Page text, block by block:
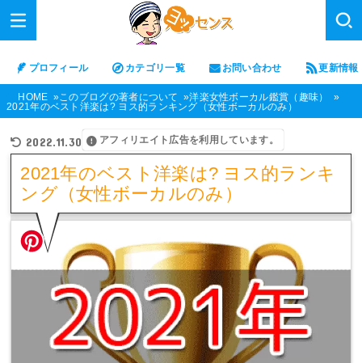
プロフィール カテゴリ一覧 お問い合わせ 更新情報
HOME このブログの著者について
洋楽女性ボーカル鑑賞（趣味）
2021年のベスト洋楽は? ヨス的ランキング（女性ボーカルのみ）
2022.11.30 アフィリエイト広告を利用しています。
2021年のベスト洋楽は? ヨス的ランキ
ング（女性ボーカルのみ）